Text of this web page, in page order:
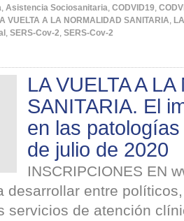
, Asistencia Sociosanitaria, CODVID19,
VUELTA A LA NORMALIDAD SANITARIA,
, SERS-Cov-2, SERS-Cov-2
LA VUELTA A
SANITARIA. El
en las
de julio de 2020
INSCRIPCIONES EN
desarrollar entre
servicios de atención